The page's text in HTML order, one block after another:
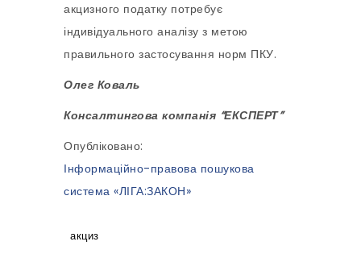
акцизного податку потребує
індивідуального аналізу з метою
правильного застосування норм ПКУ.
Олег Коваль
Консалтингова компанія “ЕКСПЕРТ”
Опубліковано:
Інформаційно-правова пошукова
система «ЛІГА:ЗАКОН»
акциз